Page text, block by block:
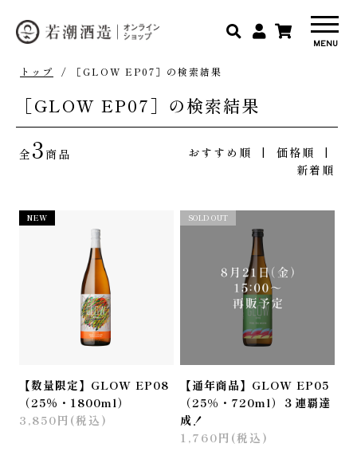
トップ / ［GLOW EP07］の検索結果
［GLOW EP07］の検索結果
全 3 商品 おすすめ順 | 価格順 |
新着順
NEW
【数量限定】GLOW EP08
（25％・1800ml）
3,850円(税込)
おすすめ
【通年商品】GLOW EP05
（25%・720ml）３連覇達
成！
1,760円(税込)
SOLD OUT